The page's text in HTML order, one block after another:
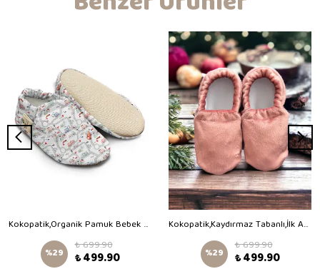
Kokopatik,Organik Pamuk Bebek Patiği,Kaydırmaz Taban,Yenidoğan Patik,Ev Kreş Ayakkabısı,Büyük Macera Trafikte Desen Patik
%29 ₺ 699.90
₺ 499.90
Kokopatik,Kaydırmaz Tabanlı,İlk Adım Ev Patiği,Organik Pamuk Astarlı,Terletmez,Üşütmez,Gül Kurusu Kadife Patik
%29 ₺ 699.90
₺ 499.90